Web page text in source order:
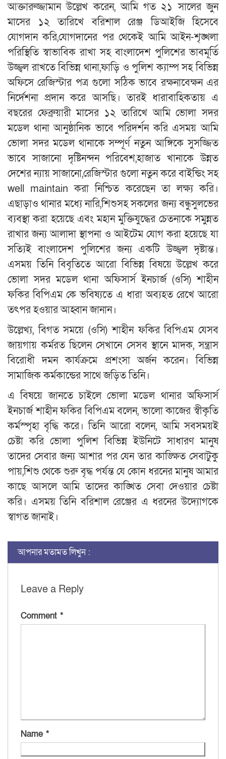
আক্তারুজ্জামান উল্লেখ করেন, আমি গত ২১ সালের জুন
মাসের ১২ তারিখে বরিশাল রেঞ্জ ডিআইজি হিসেবে
যোগদান করি,যোগদানের পর থেকেই আমি আইন-শৃঙ্খলা
পরিস্থিতি স্বাভাবিক রাখা সহ বাংলাদেশ পুলিশের ভাবমূর্তি
উজ্জ্বল রাখতে বিভিন্ন থানা,ফাড়ি ও পুলিশ ক্যাম্প সহ বিভিন্ন
অফিসে রেজিস্টার পত্র গুলো সঠিক ভাবে রক্ষনাবেক্ষন এর
নির্দেশনা প্রদান করে আসছি। তারই ধারাবাহিকতায় এ
বছরের ফেব্রুয়ারী মাসের ১২ তারিখে আমি ভোলা সদর
মডেল থানা আনুষ্ঠানিক ভাবে পরিদর্শন করি এসময় আমি
ভোলা সদর মডেল থানাকে সম্পূর্ণ নতুন আঙ্গিকে সুসজ্জিত
ভাবে সাজানো দৃষ্টিনন্দন পরিবেশ,হাজাত খানাকে উন্নত
দেশের ন্যায় সাজানো,রেজিস্টার গুলো নতুন করে বাইন্ডিং সহ
well maintain করা নিশ্চিত করেছেন তা লক্ষ্য করি।
এছাড়াও থানার মধ্যে নারি,শিশুসহ সকলের জন্য বন্ধুসুলভের
ব্যবস্থা করা হয়েছে এবং মহান মুক্তিযুদ্ধের চেতনাকে সমুন্নত
রাখার জন্য আলাদা স্থাপনা ও আইটেম যোগ করা হয়েছে যা
সত্যিই বাংলাদেশ পুলিশের জন্য একটি উজ্জ্বল দৃষ্টান্ত।
এসময় তিনি বিবৃতিতে আরো বিভিন্ন বিষয়ে উল্লেখ করে
ভোলা সদর মডেল থানা অফিসার্স ইনচার্জ (ওসি) শাহীন
ফকির বিপিএম কে ভবিষ্যতে এ ধারা অব্যহত রেখে আরো
তৎপর হওয়ার আহ্বান জানান।
উল্লেখ্য, বিগত সময়ে (ওসি) শাহীন ফকির বিপিএম যেসব
জায়গায় কর্মরত ছিলেন সেখানে সেসব স্থানে মাদক, সন্ত্রাস
বিরোধী দমন কার্যক্রমে প্রশংসা অর্জন করেন। বিভিন্ন
সামাজিক কর্মকান্ডের সাথে জড়িত তিনি।
এ বিষয়ে জানতে চাইলে ভোলা মডেল থানার অফিসার্স
ইনচার্জ শাহীন ফকির বিপিএম বলেন, ভালো কাজের স্বীকৃতি
কর্মস্পৃহা বৃদ্ধি করে। তিনি আরো বলেন, আমি সবসময়ই
চেষ্টা করি ভোলা পুলিশ বিভিন্ন ইউনিটে সাধারণ মানুষ
তাদের সেবার জন্য আশার পর যেন তার কাঙ্ক্ষিত সেবাটুকু
পায়,শিশু থেকে শুরু বৃদ্ধ পর্যন্ত যে কোন ধরনের মানুষ আমার
কাছে আসলে আমি তাদের কাঙ্খিত সেবা দেওয়ার চেষ্টা
করি। এসময় তিনি বরিশাল রেঞ্জের এ ধরনের উদ্যোগকে
স্বাগত জানাই।
আপনার মতামত লিখুন :
Leave a Reply
Comment *
Name *